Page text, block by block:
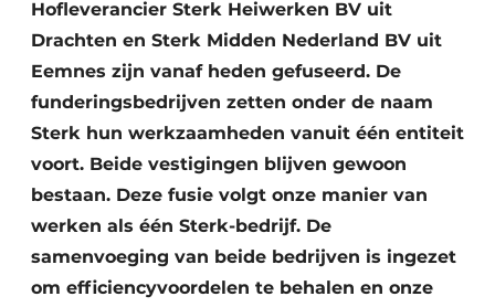
Duurzaamheid & Innovatie
Fundering
Sloop & Recycling
Hofleverancier Sterk Heiwerken BV uit
Drachten en Sterk Midden Nederland BV uit
Eemnes zijn vanaf heden gefuseerd. De
funderingsbedrijven zetten onder de naam
Sterk hun werkzaamheden vanuit één entiteit
voort. Beide vestigingen blijven gewoon
bestaan. Deze fusie volgt onze manier van
werken als één Sterk-bedrijf. De
samenvoeging van beide bedrijven is ingezet
om efficiencyvoordelen te behalen en onze